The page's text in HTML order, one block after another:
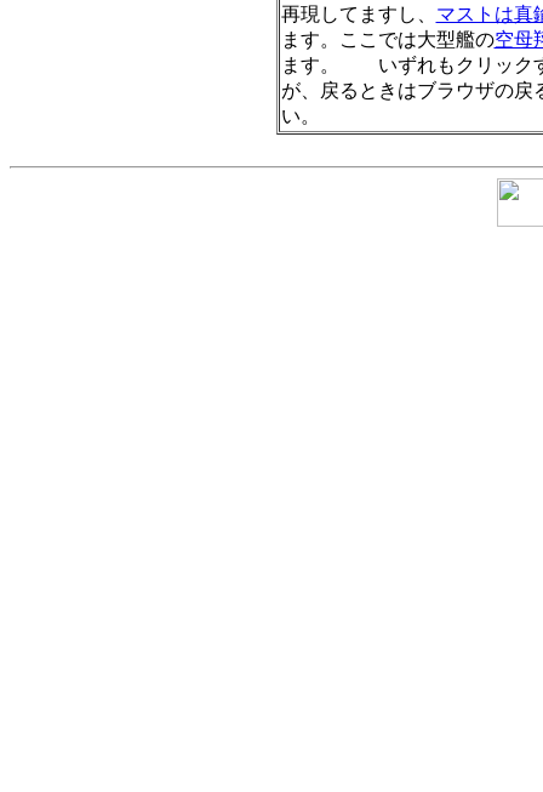
再現してますし、 マストは真
ます。ここでは大型艦の空母
ます。 いずれもクリック
が、戻るときはブラウザの戻
い。